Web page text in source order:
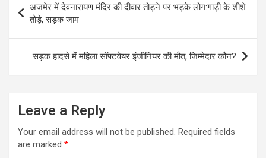
navigation
अजमेर में देवनारायण मंदिर की दीवार तोड़ने पर भड़के लोग:गाड़ी के शीशे
तोड़े, सड़क जाम
सड़क हादसे में महिला सॉफ्टवेयर इंजीनियर की मौत, जिम्मेदार कौन?
Leave a Reply
Your email address will not be published. Required fields
are marked *